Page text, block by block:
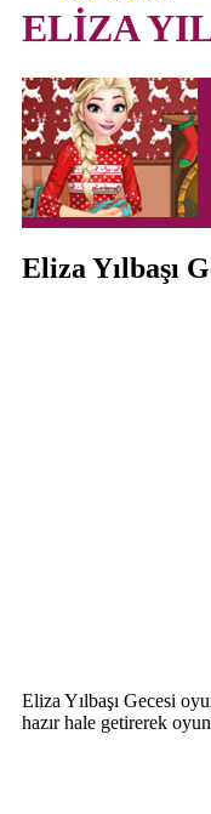
ELİZA
Eliza Yılbaşı
Eliza Yılbaşı Gecesi
hazır hale getirerek